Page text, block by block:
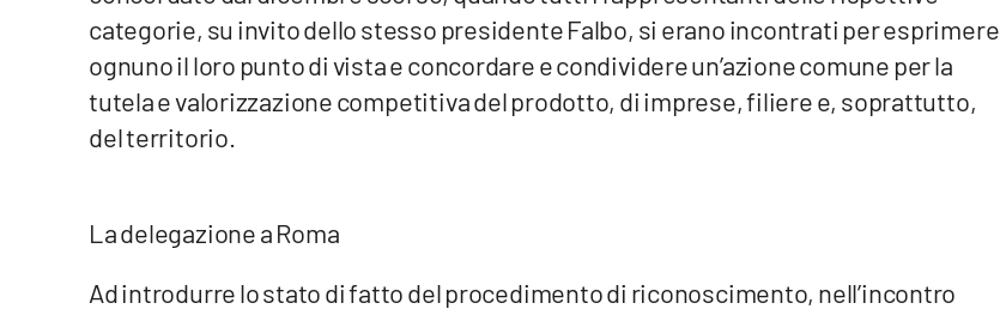
Calabriavisione
Destinazioni
categorie, su invito dello stesso presidente Falbo, si erano incontrati per esprimere
ognuno il loro punto di vista e concordare e condividere un’azione comune per la
tutela e valorizzazione competitiva del prodotto, di imprese, filiere e, soprattutto,
del territorio.
La delegazione a Roma
Ad introdurre lo stato di fatto del procedimento di riconoscimento, nell’incontro